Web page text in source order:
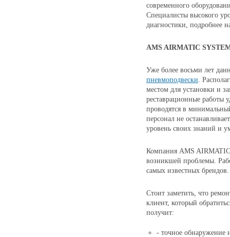
современного
Специалисты высокого
диагностики, подробнее
AMS AIRMATIC
Уже более восьми лет
пневмоподвески .
местом для установки и
реставрационные работы
проводятся в
персонал не
уровень своих знаний и
Компания AMS AIRMATIC
возникшей проблемы.
самых известных брендов.
Стоит заметить, что
клиент, который
получит:
- точное обнаружение